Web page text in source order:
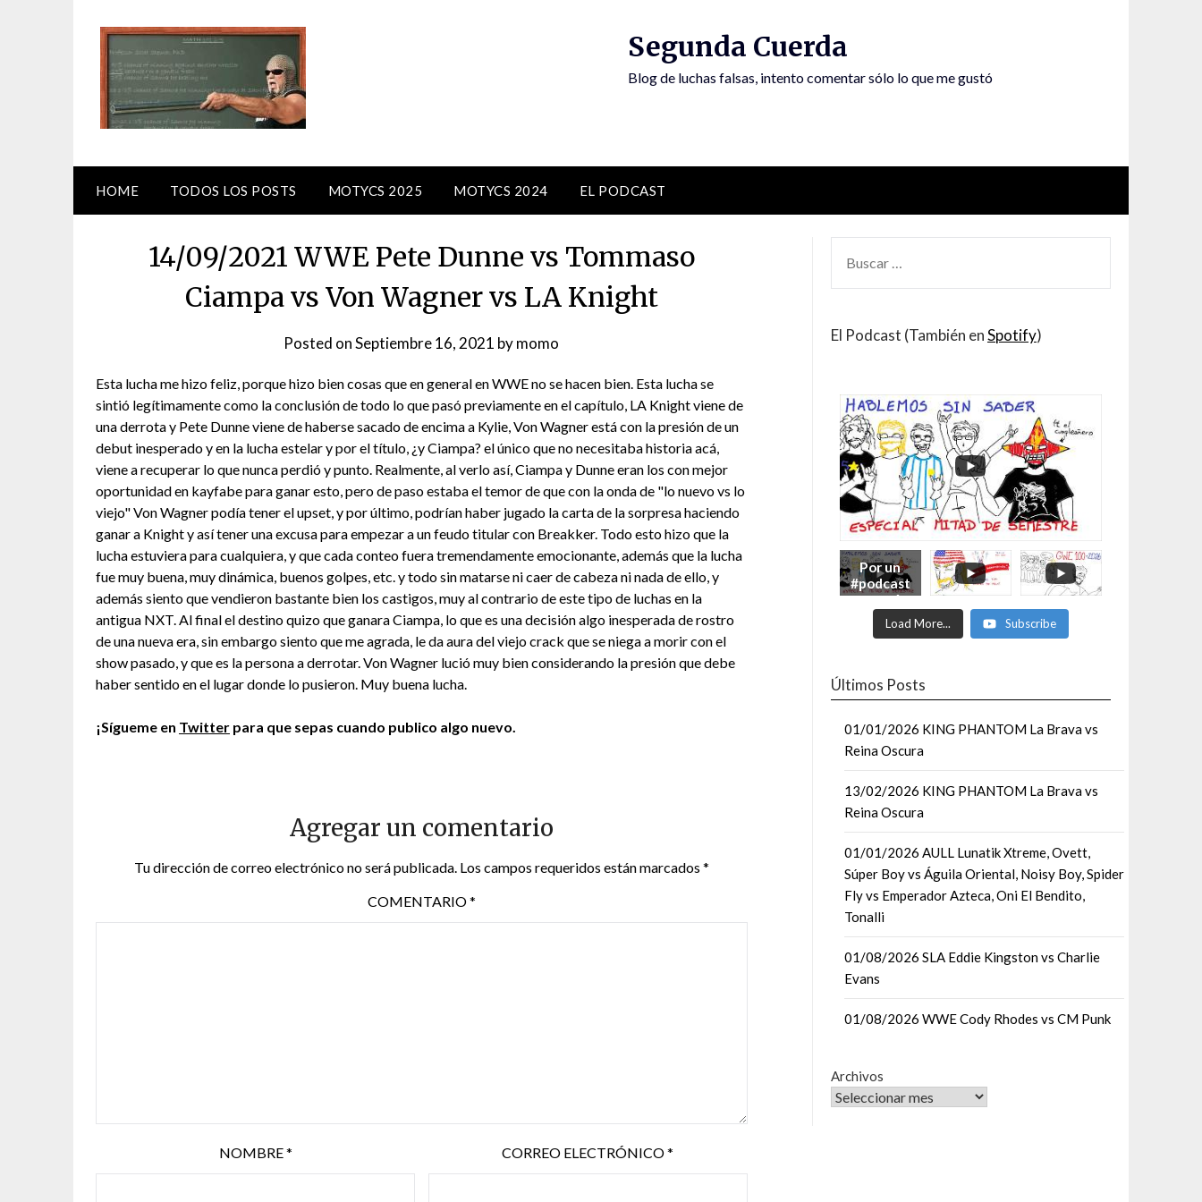
Segunda Cuerda
Blog de luchas falsas, intento comentar sólo lo que me gustó
HOME TODOS LOS POSTS MOTYCS 2025 MOTYCS 2024 EL PODCAST
14/09/2021 WWE Pete Dunne vs Tommaso
Ciampa vs Von Wagner vs LA Knight
Posted onSeptiembre 16, 2021 bymomo
Esta lucha me hizo feliz, porque hizo bien cosas que en general en WWE no se hacen bien. Esta lucha se
sintió legítimamente como la conclusión de todo lo que pasó previamente en el capítulo, LA Knight viene de
una derrota y Pete Dunne viene de haberse sacado de encima a Kylie, Von Wagner está con la presión de un
debut inesperado y en la lucha estelar y por el título, ¿y Ciampa? el único que no necesitaba historia acá,
viene a recuperar lo que nunca perdió y punto. Realmente, al verlo así, Ciampa y Dunne eran los con mejor
oportunidad en kayfabe para ganar esto, pero de paso estaba el temor de que con la onda de "lo nuevo vs lo
viejo" Von Wagner podía tener el upset, y por último, podrían haber jugado la carta de la sorpresa haciendo
ganar a Knight y así tener una excusa para empezar a un feudo titular con Breakker. Todo esto hizo que la
lucha estuviera para cualquiera, y que cada conteo fuera tremendamente emocionante, además que la lucha
fue muy buena, muy dinámica, buenos golpes, etc. y todo sin matarse ni caer de cabeza ni nada de ello, y
además siento que vendieron bastante bien los castigos, muy al contrario de este tipo de luchas en la
antigua NXT. Al final el destino quizo que ganara Ciampa, lo que es una decisión algo inesperada de rostro
de una nueva era, sin embargo siento que me agrada, le da aura del viejo crack que se niega a morir con el
show pasado, y que es la persona a derrotar. Von Wagner lució muy bien considerando la presión que debe
haber sentido en el lugar donde lo pusieron. Muy buena lucha.
¡Sígueme en Twitter para que sepas cuando publico algo nuevo.
Agregar un comentario
Tu dirección de correo electrónico no será publicada. Los campos requeridos están marcados *
COMENTARIO*
NOMBRE* CORREO ELECTRÓNICO*
POR:
El Podcast (También enSpotify)
Por un
#podcast
con más
Moonsaul
ts #93:
MITAD
DE AÑO
Load More... Subscribe
Últimos Posts
01/01/2026 KING PHANTOM La Brava vs
Reina Oscura
13/02/2026 KING PHANTOM La Brava vs
Reina Oscura
01/01/2026 AULL Lunatik Xtreme, Ovett,
Súper Boy vs Águila Oriental, Noisy Boy, Spider
Fly vs Emperador Azteca, Oni El Bendito,
Tonalli
01/08/2026 SLA Eddie Kingston vs Charlie
Evans
01/08/2026 WWE Cody Rhodes vs CM Punk
Archivos